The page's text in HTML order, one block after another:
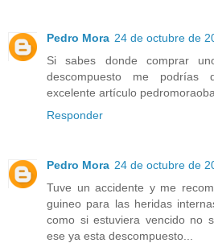
Pedro Mora 24 de octubre de
Si sabes donde comprar
descompuesto me podrías
excelente artículo
Responder
Pedro Mora 24 de octubre de
Tuve un accidente y me
guineo para las heridas
como si estuviera vencido no
ese ya esta descompuesto...